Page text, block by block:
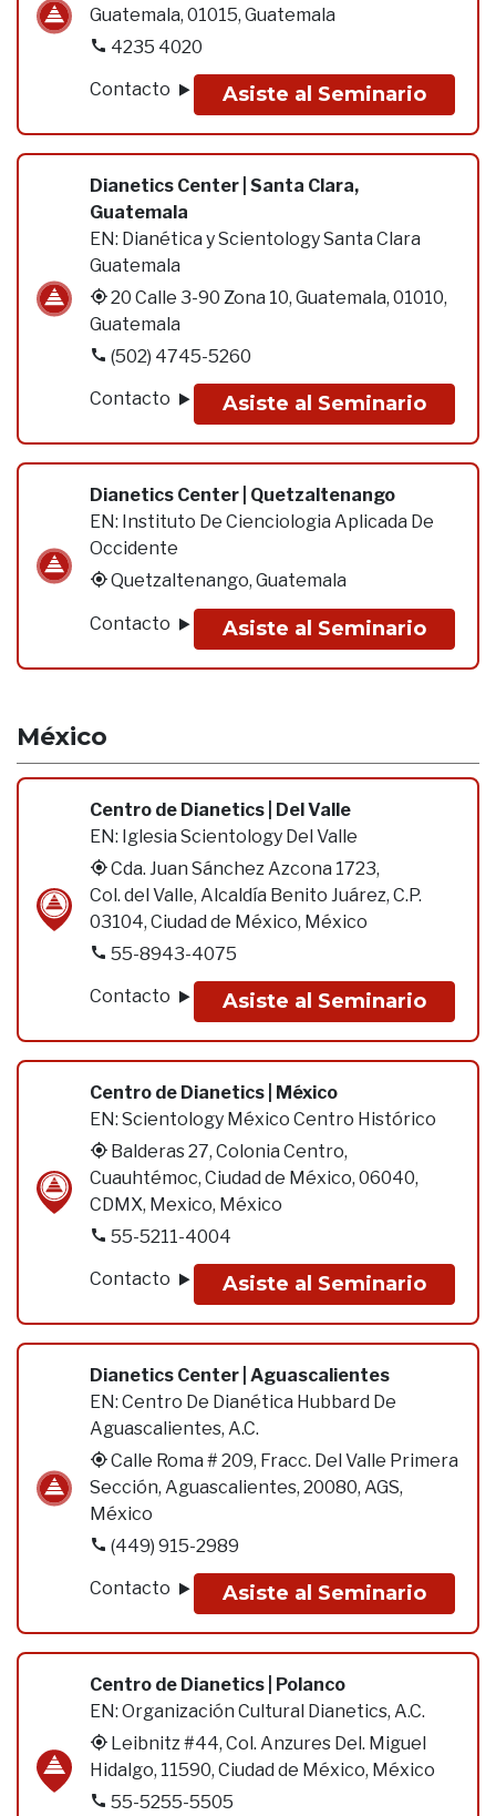
Guatemala, 01015, Guatemala
4235 4020
Contacto
Asiste al Seminario
Dianetics Center | Santa Clara,
Guatemala
EN: Dianética y Scientology Santa Clara
Guatemala
20 Calle 3-90 Zona 10, Guatemala, 01010,
Guatemala
(502) 4745-5260
Contacto
Asiste al Seminario
Dianetics Center | Quetzaltenango
EN: Instituto De Cienciologia Aplicada De
Occidente
Quetzaltenango, Guatemala
Contacto Asiste al Seminario
México
Centro de Dianetics | Del Valle
EN: Iglesia Scientology Del Valle
Cda. Juan Sánchez Azcona 1723,
Col. del Valle, Alcaldía Benito Juárez, C.P.
03104, Ciudad de México, México
55-8943-4075
Contacto
Asiste al Seminario
Centro de Dianetics | México
EN: Scientology México Centro Histórico
Balderas 27, Colonia Centro,
Cuauhtémoc, Ciudad de México, 06040,
CDMX, Mexico, México
55-5211-4004
Contacto
Asiste al Seminario
Dianetics Center | Aguascalientes
EN: Centro De Dianética Hubbard De
Aguascalientes, A.C.
Calle Roma # 209, Fracc. Del Valle Primera
Sección, Aguascalientes, 20080, AGS,
México
(449) 915-2989
Contacto
Asiste al Seminario
Centro de Dianetics | Polanco
EN: Organización Cultural Dianetics, A.C.
Leibnitz #44, Col. Anzures Del. Miguel
Hidalgo, 11590, Ciudad de México, México
55-5255-5505